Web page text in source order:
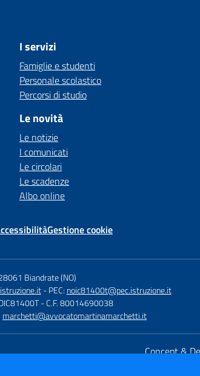
I servizi
Famiglie e studenti
Personale scolastico
Percorsi di studio
Le novità
Le notizie
I comunicati
Le circolari
Le scadenze
Albo online
Gestione cookie
Biandrate (NO)
- PEC: noic81400t@pec.istruzione.it
- C.F. 80014690038
marchetti@avvocatomartinamarchetti.it
Concept &